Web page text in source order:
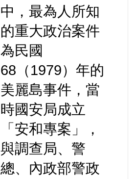
中，最為人所知
的重大政治案件
為民國
68（1979）年的
美麗島事件，當
時國安局成立
「安和專案」，
與調查局、警
總、內政部警政